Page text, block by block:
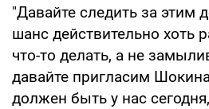
"Давайте следить за этим
шанс действительно хоть
что-то делать, а не
давайте пригласим
должен быть у нас